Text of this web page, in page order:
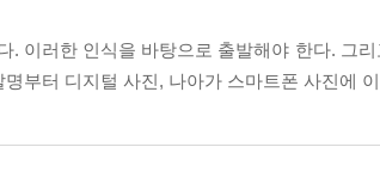
. 이러한 인식을 바탕으로 출발해야 한다. 그
부터 디지털 사진, 나아가 스마트폰 사진에